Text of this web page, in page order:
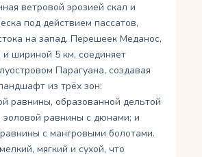
ветровой эрозией скал и
под действием пассатов,
на запад. Перешеек Меданос,
шириной 5 км, соединяет
Парагуана, создавая
из трёх зон:
равнины, образованной дельтой
эоловой равнины с дюнами; и
с мангровыми болотами.
мягкий и сухой, что